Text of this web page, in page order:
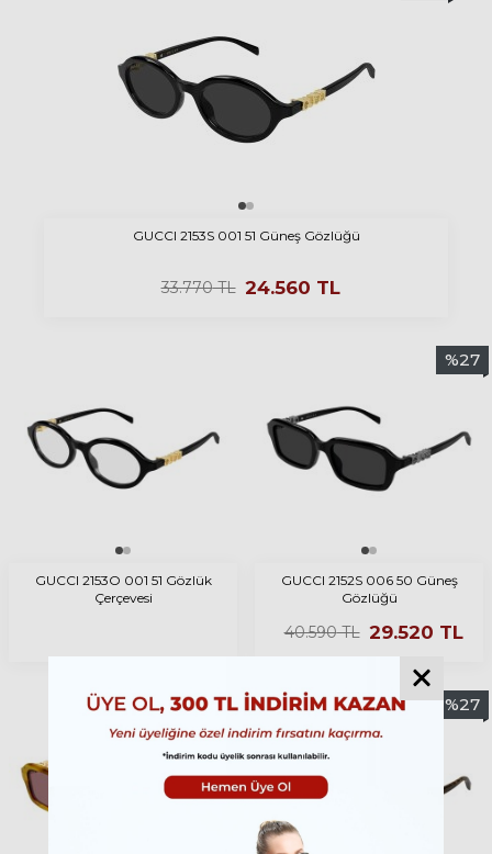
GUCCI 2153S 001 51 Güneş Gözlüğü
33.770TL 24.560 TL
GUCCI 2153O 001 51 Gözlük
Çerçevesi
%27
GUCCI 2152S 006 50 Güneş
Gözlüğü
40.590TL 29.520 TL
% 27 %27